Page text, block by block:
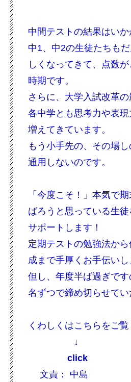
中間テストの結果はいか
中1、中2の生徒たちも
しくなってきて、点数
時期です。
さらに、大学入試改革の
各中学とも思考力や表
増えてきています。
もう小手先の、その場
通用しないのです。
「今度こそ！」本気で
ばろうと思っている生
サポートします！
定期テストの勉強法か
成まで手厚くお手伝いし
但し、年度半ば過ぎで
名ずつで締め切らせてい
くわしくはこちらをご覧
↓
click
文責： 中島